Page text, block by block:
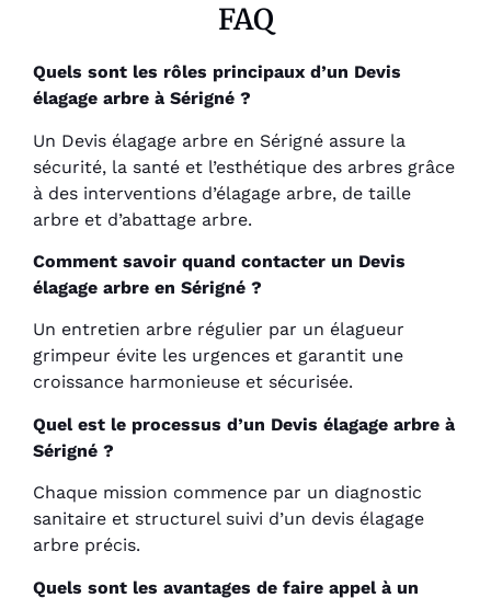
FAQ
Quels sont les rôles principaux d’un Devis
élagage arbre à Sérigné ?
Un Devis élagage arbre en Sérigné assure la
sécurité, la santé et l’esthétique des arbres grâce
à des interventions d’élagage arbre, de taille
arbre et d’abattage arbre.
Comment savoir quand contacter un Devis
élagage arbre en Sérigné ?
Un entretien arbre régulier par un élagueur
grimpeur évite les urgences et garantit une
croissance harmonieuse et sécurisée.
Quel est le processus d’un Devis élagage arbre à
Sérigné ?
Chaque mission commence par un diagnostic
sanitaire et structurel suivi d’un devis élagage
arbre précis.
Quels sont les avantages de faire appel à un